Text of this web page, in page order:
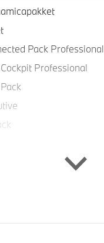
Pack Professional
Professional